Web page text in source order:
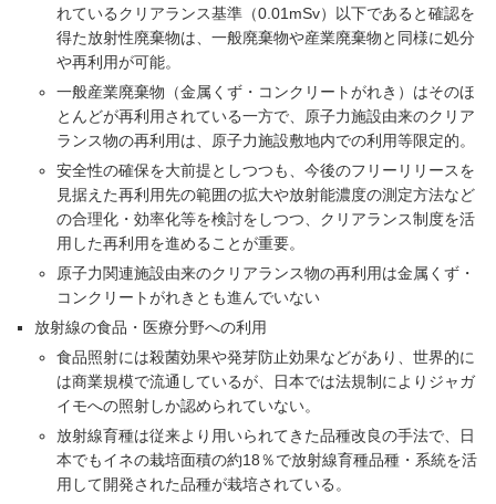
れているクリアランス基準（0.01mSv）以下であると確認を
得た放射性廃棄物は、一般廃棄物や産業廃棄物と同様に処分
や再利用が可能。
一般産業廃棄物（金属くず・コンクリートがれき）はそのほ
とんどが再利用されている一方で、原子力施設由来のクリア
ランス物の再利用は、原子力施設敷地内での利用等限定的。
安全性の確保を大前提としつつも、今後のフリーリリースを
見据えた再利用先の範囲の拡大や放射能濃度の測定方法など
の合理化・効率化等を検討をしつつ、クリアランス制度を活
用した再利用を進めることが重要。
原子力関連施設由来のクリアランス物の再利用は金属くず・
コンクリートがれきとも進んでいない
放射線の食品・医療分野への利用
食品照射には殺菌効果や発芽防止効果などがあり、世界的に
は商業規模で流通しているが、日本では法規制によりジャガ
イモへの照射しか認められていない。
放射線育種は従来より用いられてきた品種改良の手法で、日
本でもイネの栽培面積の約18％で放射線育種品種・系統を活
用して開発された品種が栽培されている。